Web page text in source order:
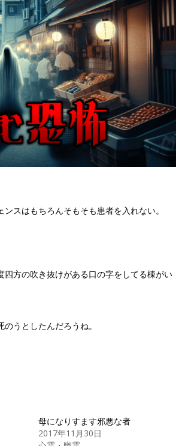
スはもちろんそもそも患者を入れない。
方の吹き抜けがある口の字をしてる棟がい
うとしたんだろうね。
母になりすます邪悪な者
2017年11月30日